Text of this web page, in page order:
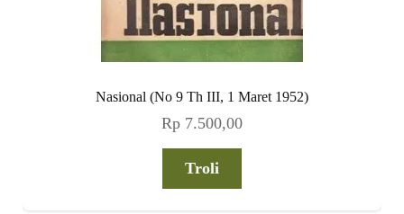
Nasional (No 9 Th III, 1 Maret 1952)
Rp 7.500,00
Troli